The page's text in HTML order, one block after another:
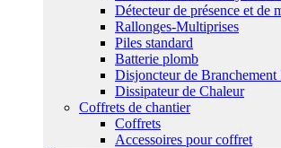
Détecteur de présence et de
Rallonges-Multiprises
Piles standard
Batterie plomb
Disjoncteur de
Dissipateur de Chaleur
Coffrets de chantier
Coffrets
Accessoires pour coffret